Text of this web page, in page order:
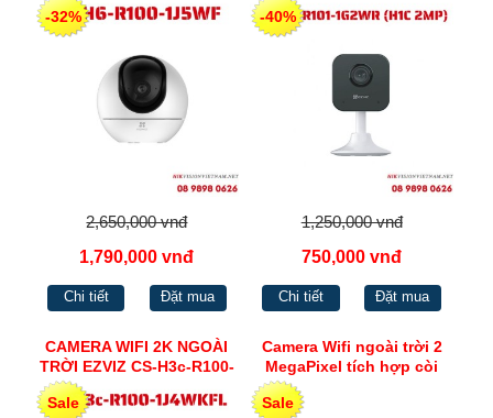
1J5WF
-32%
2,650,000 vnđ
1,790,000 vnđ
Chi tiết Đặt mua
-40%
1,250,000 vnđ
750,000 vnđ
Chi tiết Đặt mua
CAMERA WIFI 2K NGOÀI
TRỜI EZVIZ CS-H3c-R100-
Sale
Camera Wifi ngoài trời 2
MegaPixel tích hợp còi
đèn chớp CS-CV310-(A0-
Sale